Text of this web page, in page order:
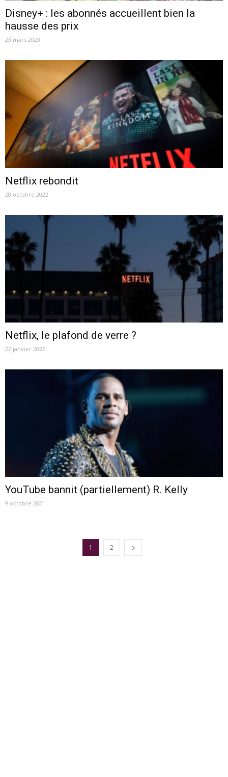
Disney+ : les abonnés accueillent bien la
hausse des prix
23 mars 2023
Netflix rebondit
28 octobre 2022
Netflix, le plafond de verre ?
22 janvier 2022
YouTube bannit (partiellement) R. Kelly
9 octobre 2021
1 2